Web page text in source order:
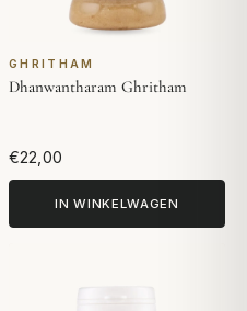
GHRITHAM
Dhanwantharam Ghritham
€22,00
IN WINKELWAGEN